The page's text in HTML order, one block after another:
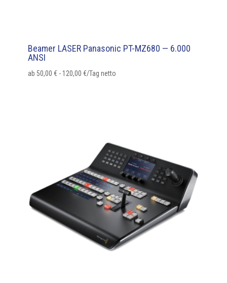
Beamer LASER Panasonic PT-MZ680 — 6.000
ANSI
ab 50,00 €- 120,00 €/Tag netto